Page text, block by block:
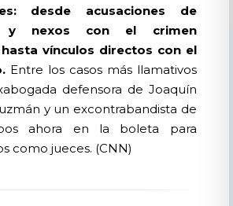
desde acusaciones de
y nexos con el crimen
vínculos directos con el
Entre los casos más llamativos
defensora de Joaquín
y un excontrabandista de
ahora en la boleta para
como jueces. (CNN)